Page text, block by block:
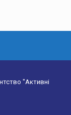
"Активні